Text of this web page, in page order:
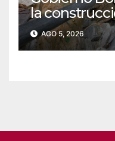
la
Las Lajas en
AGO 5, 2026